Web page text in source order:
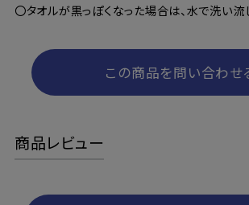
〇タオルが黒っぽくなった場合は、水で洗い流
この商品を問い合わせ
商品レビュー